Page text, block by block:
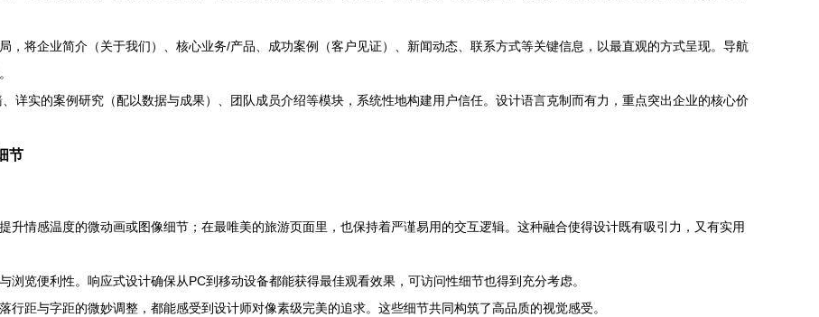
，将企业简介（关于我们）、核心业务/产品、成功案例（客户见证）、新闻动态、联系方式等关键信息，以最直观的方式呈现。导航
详实的案例研究（配以数据与成果）、团队成员介绍等模块，系统性地构建用户信任。设计语言克制而有力，重点突出企业的核心价
节
升情感温度的微动画或图像细节；在最唯美的旅游页面里，也保持着严谨易用的交互逻辑。这种融合使得设计既有吸引力，又有实用
浏览便利性。响应式设计确保从PC到移动设备都能获得最佳观看效果，可访问性细节也得到充分考虑。
行距与字距的微妙调整，都能感受到设计师对像素级完美的追求。这些细节共同构筑了高品质的视觉感受。